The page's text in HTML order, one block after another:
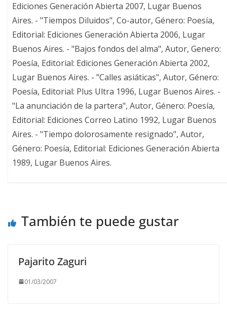
Ediciones Generación Abierta 2007, Lugar Buenos
Aires. - "Tiempos Diluidos", Co-autor, Género: Poesía,
Editorial: Ediciones Generación Abierta 2006, Lugar
Buenos Aires. - "Bajos fondos del alma", Autor, Genero:
Poesía, Editorial: Ediciones Generación Abierta 2002,
Lugar Buenos Aires. - "Calles asiáticas", Autor, Género:
Poesía, Editorial: Plus Ultra 1996, Lugar Buenos Aires. -
"La anunciación de la partera", Autor, Género: Poesía,
Editorial: Ediciones Correo Latino 1992, Lugar Buenos
Aires. - "Tiempo dolorosamente resignado", Autor,
Género: Poesía, Editorial: Ediciones Generación Abierta
1989, Lugar Buenos Aires.
También te puede gustar
Pajarito Zaguri
01/03/2007